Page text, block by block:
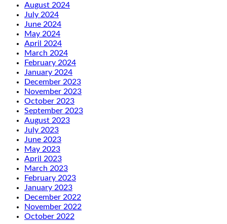
August 2024
July 2024
June 2024
May 2024
April 2024
March 2024
February 2024
January 2024
December 2023
November 2023
October 2023
September 2023
August 2023
July 2023
June 2023
May 2023
April 2023
March 2023
February 2023
January 2023
December 2022
November 2022
October 2022